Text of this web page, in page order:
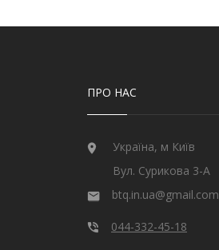
ПРО НАС
Україна, м Київ
Вул. Сурикова 3-А
btq.in.ua@gmail.com
044-332-45-18